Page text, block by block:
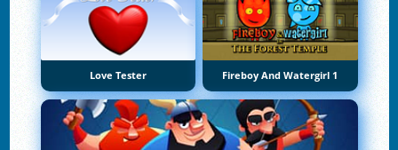
Love Tester Fireboy And Watergirl 1